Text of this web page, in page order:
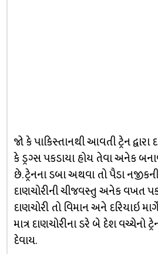
જો કે પાકિસ્તાનથી આવતી ટ્રેન
કે ડ્રગ્સ પકડાયા હોય તેવા અનેક
છે. ટ્રેનના ડબા અથવા તો પૈડા
દાણચોરીની ચીજવસ્તુ અનેક વખત
દાણચોરી તો વિમાન અને દરિયાઇ
માત્ર દાણચોરીના ડરે બે દેશ વચ્ચેનો
દેવાય.